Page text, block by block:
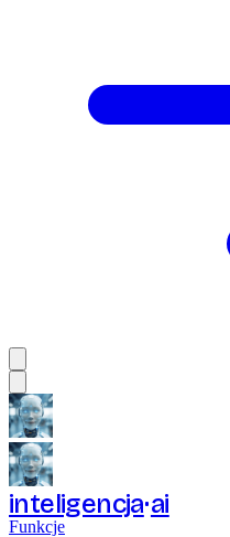
inteligencja ai
Funkcje